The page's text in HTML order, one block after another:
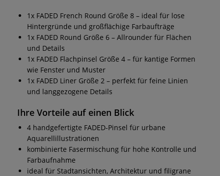
1x FADED French Round Größe 8 – ideal für lose
Hintergründe und großflächige Farbaufträge
1x FADED Round Größe 6 – Allrounder für Flächen
und Details
1x FADED Flachpinsel Größe 4 – für kantige Formen
wie Fenster und Muster
1x FADED Liner Größe 2 – perfekt für feine Linien
und langgezogene Details
Ihre Vorteile auf einen Blick
4 handgefertigte FADED-Pinsel für urbane
Aquarellillustrationen
kombinierte Fasermischung für hohe Kontrolle und
Farbaufnahme
ideal für Stadtansichten, Architektur und filigrane